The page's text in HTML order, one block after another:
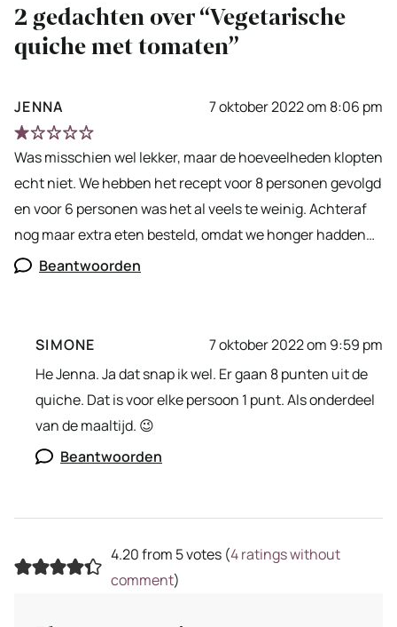
2 gedachten over “Vegetarische
quiche met tomaten”
JENNA 7 oktober 2022 om 8:06 pm
Was misschien wel lekker, maar de hoeveelheden klopten
echt niet. We hebben het recept voor 8 personen gevolgd
en voor 6 personen was het al veels te weinig. Achteraf
nog maar extra eten besteld, omdat we honger hadden…
Beantwoorden
SIMONE
7 oktober 2022 om 9:59 pm
He Jenna. Ja dat snap ik wel. Er gaan 8 punten uit de
quiche. Dat is voor elke persoon 1 punt. Als onderdeel
van de maaltijd. 😉
Beantwoorden
4.20 from 5 votes (4 ratings without
comment)